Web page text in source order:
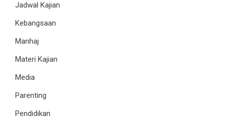
Jadwal Kajian
Kebangsaan
Manhaj
Materi Kajian
Media
Parenting
Pendidikan